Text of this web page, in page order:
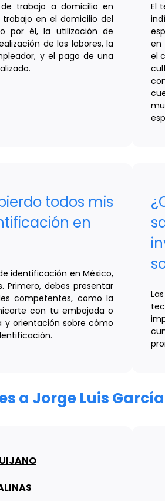
trabajo a domicilio en
en el domicilio del
por él, la utilización de
de las labores, la
y el pago de una
El
en
el
todos mis
en
identificación en México,
Primero, debes presentar
competentes, como la
con tu embajada o
y orientación sobre cómo
a Jorge Luis